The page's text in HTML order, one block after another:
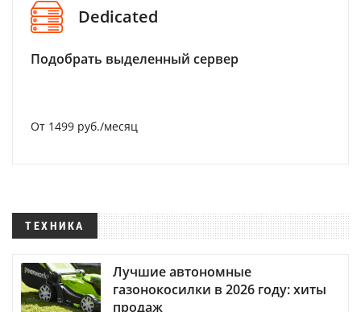
Dedicated
Подобрать выделенный сервер
От 1499 руб./месяц
ТЕХНИКА
Лучшие автономные
газонокосилки в 2026 году: хиты
продаж